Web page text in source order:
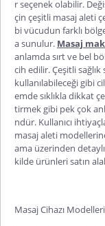
r seçenek olabilir.
çin çeşitli masaj aleti
bi vücudun farklı
a sunulur. Masaj
anlamda sırt ve bel
cih edilir. Çeşitli
kullanılabileceği gibi
emde sıklıkla dikkat
tirmek gibi pek çok
ndür. Kullanıcı
masaj aleti
ama üzerinden
kilde ürünleri satın
Masaj Cihazı Modelleri